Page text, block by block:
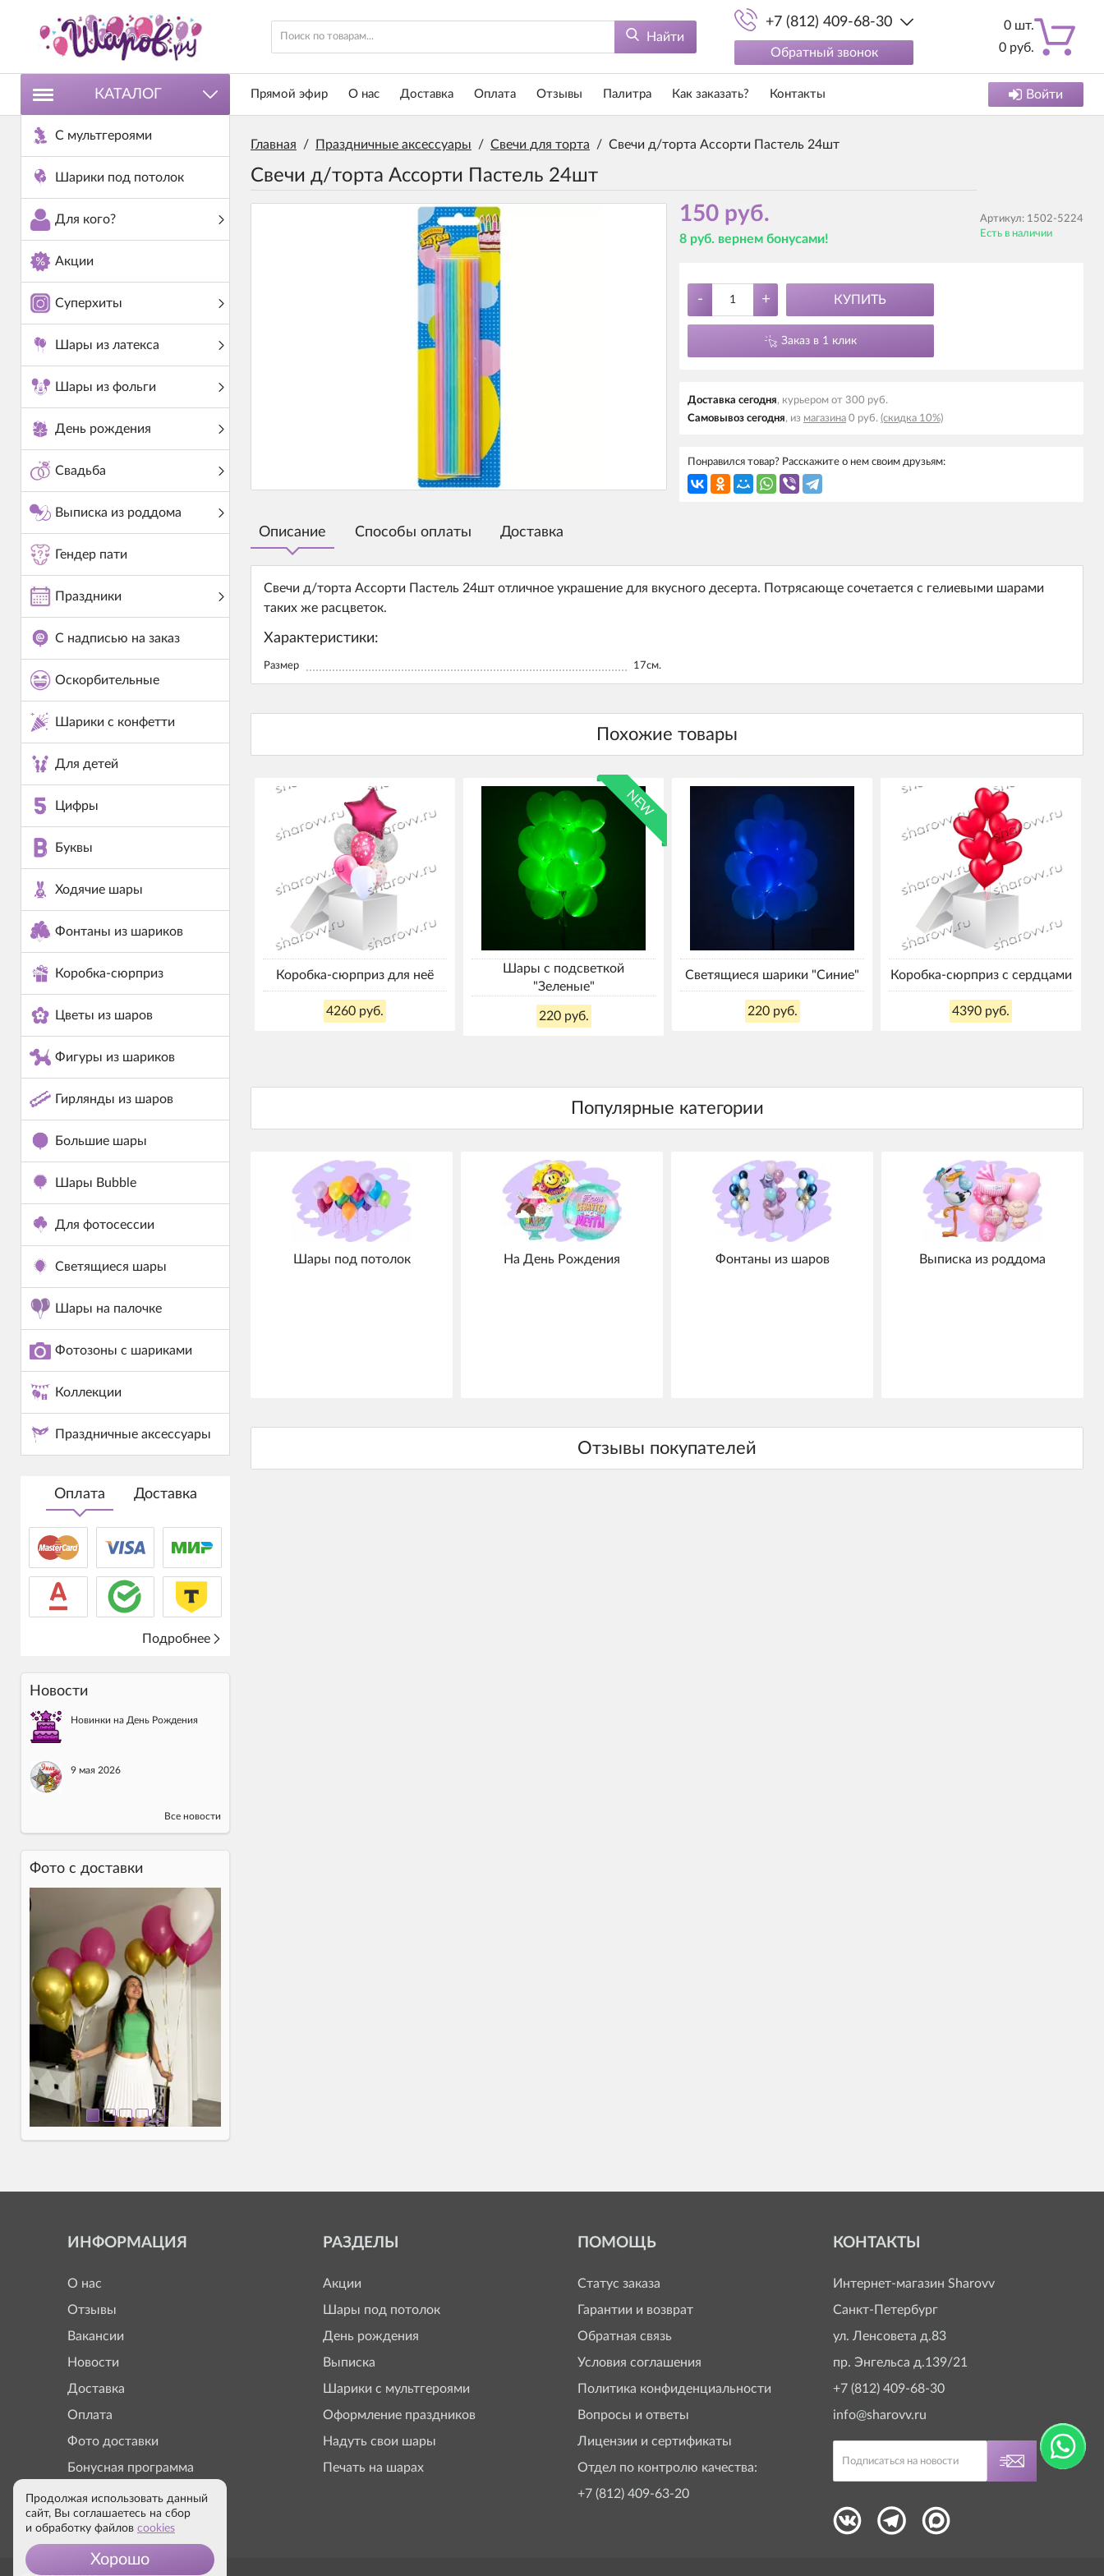
Найти
+7 (812) 409-68-30
Обратный звонок
0 шт.
0 руб.
КАТАЛОГ
С мультгероями
Шарики под потолок
Для кого?
Акции
Суперхиты
Шары из латекса
Шары из фольги
День рождения
Свадьба
Выписка из роддома
Гендер пати
Праздники
С надписью на заказ
Оскорбительные
Шарики с конфетти
Для детей
Цифры
Буквы
Ходячие шары
Фонтаны из шариков
Коробка-сюрприз
Цветы из шаров
Фигуры из шариков
Гирлянды из шаров
Большие шары
Шары Bubble
Для фотосессии
Светящиеся шары
Шары на палочке
Фотозоны с шариками
Коллекции
Праздничные аксессуары
Оплата Доставка
Подробнее
Новости
Новинки на День Рождения
9 мая 2026
Все новости
Фото c доставки
Прямой эфир О нас Доставка Оплата Отзывы Палитра Как заказать? Контакты Войти
Главная / Праздничные аксессуары / Свечи для торта / Свечи д/торта Ассорти Пастель 24шт
Свечи д/торта Ассорти Пастель 24шт
150 руб.
8 руб. вернем бонусами!
Артикул: 1502-5224
Есть в наличии
- + КУПИТЬ
Заказ в 1 клик
Доставка cегодня, курьером от 300 руб.
Самовывоз cегодня, из магазина 0 руб. (скидка 10%)
Понравился товар? Расскажите о нем своим друзьям:
Описание Способы оплаты Доставка
Свечи д/торта Ассорти Пастель 24шт отличное украшение для вкусного десерта. Потрясающе сочетается с гелиевыми шарами
таких же расцветок.
Характеристики:
Размер 17см.
Коробка-сюрприз для неё
4260 руб.
NEW
Шары с подсветкой
"Зеленые"
220 руб.
Светящиеся шарики "Синие"
220 руб.
Коробка-сюрприз с сердцами
4390 руб.
Шары под потолок На День Рождения Фонтаны из шаров Выписка из роддома
ИНФОРМАЦИЯ
О нас
Отзывы
Вакансии
Новости
Доставка
Оплата
Фото доставки
Бонусная программа
РАЗДЕЛЫ
Акции
Шары под потолок
День рождения
Выписка
Шарики с мультгероями
Оформление праздников
Надуть свои шары
Печать на шарах
ПОМОЩЬ
Статус заказа
Гарантии и возврат
Обратная связь
Условия соглашения
Политика конфиденциальности
Вопросы и ответы
Лицензии и сертификаты
Отдел по контролю качества:
+7 (812) 409-63-20
КОНТАКТЫ
Интернет-магазин Sharovv
Санкт-Петербург
ул. Ленсовета д.83
пр. Энгельса д.139/21
+7 (812) 409-68-30
info@sharovv.ru
Продолжая использовать данный
сайт, Вы соглашаетесь на сбор
и обработку файлов cookies
Хорошо